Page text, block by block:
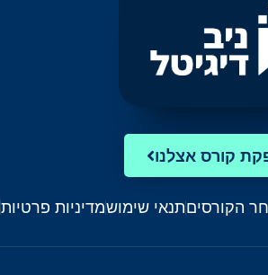
קורס אצלנו
הקורסיםתנאי שימושמדיניות פרטיות